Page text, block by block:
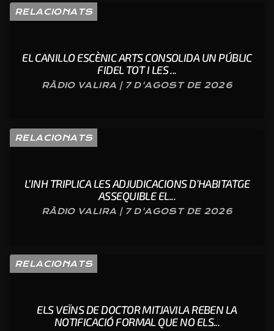
RELACIONATS
EL CANILLO ESCÈNIC ARTS CONSOLIDA UN PÚBLIC
FIDEL TOT I LES ...
RÀDIO VALIRA | 7 D'AGOST DE 2026
RELACIONATS
L’INH TRIPLICA LES ADJUDICACIONS D’HABITATGE
ASSEQUIBLE EL...
RÀDIO VALIRA | 7 D'AGOST DE 2026
RELACIONATS
ELS VEÏNS DE DOCTOR MITJAVILA REBEN LA
NOTIFICACIÓ FORMAL QUE NO ELS...